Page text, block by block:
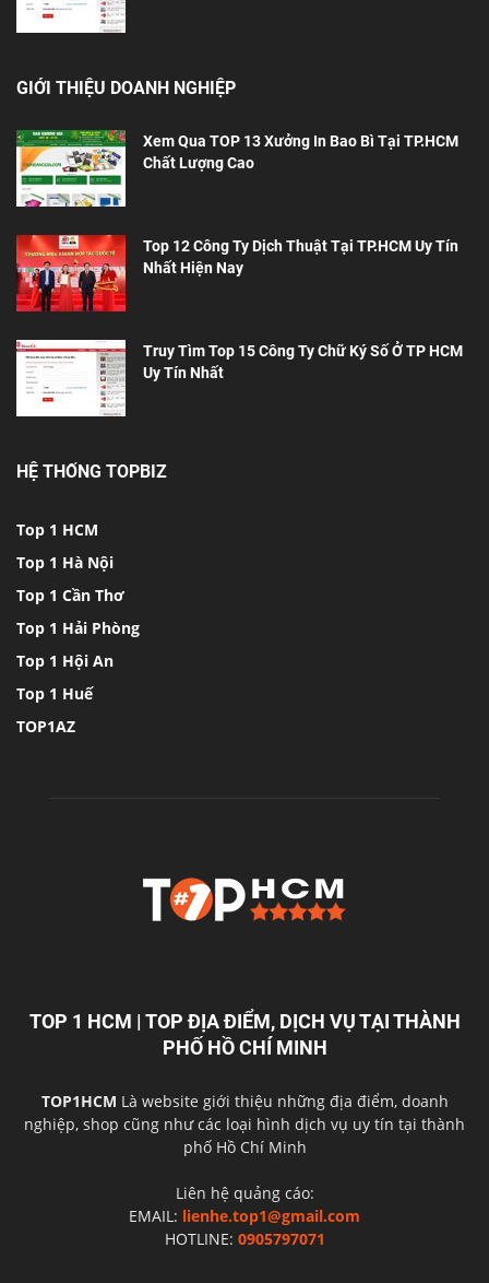
GIỚI THIỆU DOANH NGHIỆP
Xem Qua TOP 13 Xưởng In Bao Bì Tại TP.HCM
Chất Lượng Cao
Top 12 Công Ty Dịch Thuật Tại TP.HCM Uy Tín
Nhất Hiện Nay
Truy Tìm Top 15 Công Ty Chữ Ký Số Ở TP HCM
Uy Tín Nhất
HỆ THỐNG TOPBIZ
Top 1 HCM
Top 1 Hà Nội
Top 1 Cần Thơ
Top 1 Hải Phòng
Top 1 Hội An
Top 1 Huế
TOP1AZ
TOP 1 HCM | TOP ĐỊA ĐIỂM, DỊCH VỤ TẠI THÀNH
PHỐ HỒ CHÍ MINH
TOP1HCM Là website giới thiệu những địa điểm, doanh
nghiệp, shop cũng như các loại hình dịch vụ uy tín tại thành
phố Hồ Chí Minh
Liên hệ quảng cáo:
EMAIL: lienhe.top1@gmail.com
HOTLINE: 0905797071